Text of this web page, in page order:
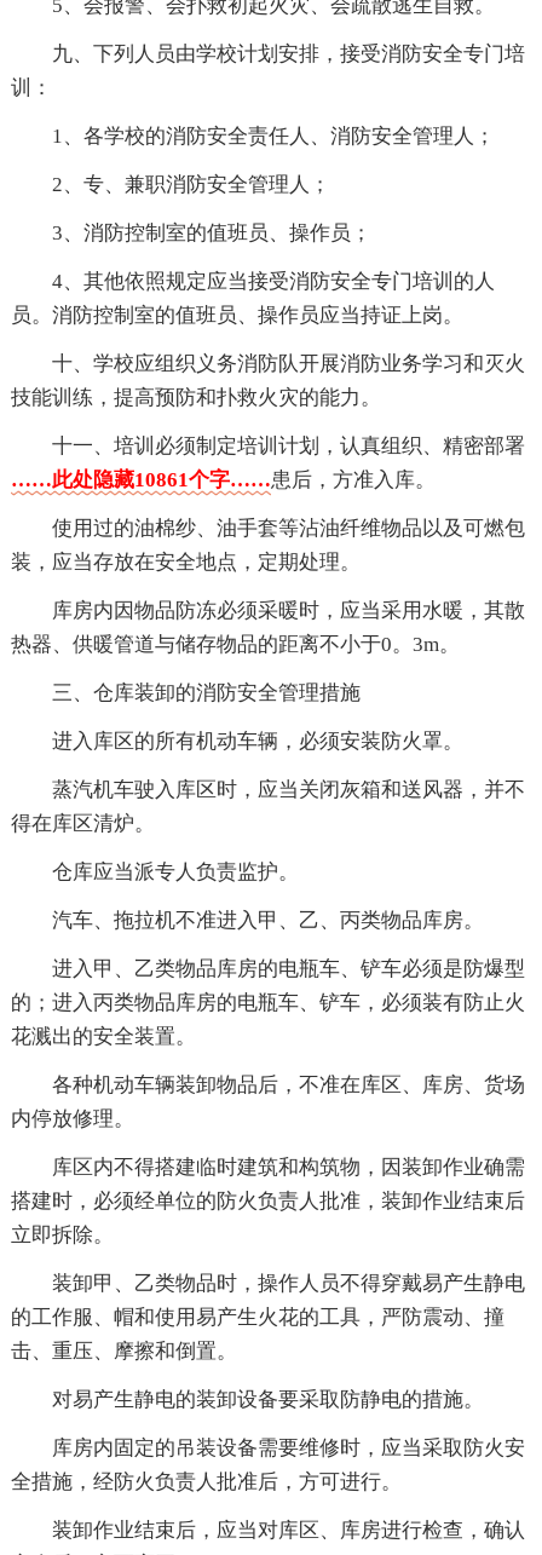
5、会报警、会扑救初起火灾、会疏散逃生自救。
九、下列人员由学校计划安排，接受消防安全专门培
训：
1、各学校的消防安全责任人、消防安全管理人；
2、专、兼职消防安全管理人；
3、消防控制室的值班员、操作员；
4、其他依照规定应当接受消防安全专门培训的人
员。消防控制室的值班员、操作员应当持证上岗。
十、学校应组织义务消防队开展消防业务学习和灭火
技能训练，提高预防和扑救火灾的能力。
十一、培训必须制定培训计划，认真组织、精密部署
……此处隐藏10861个字……患后，方准入库。
使用过的油棉纱、油手套等沾油纤维物品以及可燃包
装，应当存放在安全地点，定期处理。
库房内因物品防冻必须采暖时，应当采用水暖，其散
热器、供暖管道与储存物品的距离不小于0。3m。
三、仓库装卸的消防安全管理措施
进入库区的所有机动车辆，必须安装防火罩。
蒸汽机车驶入库区时，应当关闭灰箱和送风器，并不
得在库区清炉。
仓库应当派专人负责监护。
汽车、拖拉机不准进入甲、乙、丙类物品库房。
进入甲、乙类物品库房的电瓶车、铲车必须是防爆型
的；进入丙类物品库房的电瓶车、铲车，必须装有防止火
花溅出的安全装置。
各种机动车辆装卸物品后，不准在库区、库房、货场
内停放修理。
库区内不得搭建临时建筑和构筑物，因装卸作业确需
搭建时，必须经单位的防火负责人批准，装卸作业结束后
立即拆除。
装卸甲、乙类物品时，操作人员不得穿戴易产生静电
的工作服、帽和使用易产生火花的工具，严防震动、撞
击、重压、摩擦和倒置。
对易产生静电的装卸设备要采取防静电的措施。
库房内固定的吊装设备需要维修时，应当采取防火安
全措施，经防火负责人批准后，方可进行。
装卸作业结束后，应当对库区、库房进行检查，确认